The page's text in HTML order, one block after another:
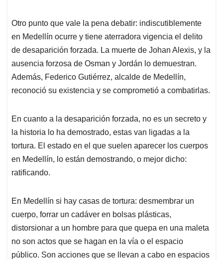
Otro punto que vale la pena debatir: indiscutiblemente
en Medellín ocurre y tiene aterradora vigencia el delito
de desaparición forzada. La muerte de Johan Alexis, y la
ausencia forzosa de Osman y Jordán lo demuestran.
Además, Federico Gutiérrez, alcalde de Medellín,
reconoció su existencia y se comprometió a combatirlas.
En cuanto a la desaparición forzada, no es un secreto y
la historia lo ha demostrado, estas van ligadas a la
tortura. El estado en el que suelen aparecer los cuerpos
en Medellín, lo están demostrando, o mejor dicho:
ratificando.
En Medellín si hay casas de tortura: desmembrar un
cuerpo, forrar un cadáver en bolsas plásticas,
distorsionar a un hombre para que quepa en una maleta
no son actos que se hagan en la vía o el espacio
público. Son acciones que se llevan a cabo en espacios